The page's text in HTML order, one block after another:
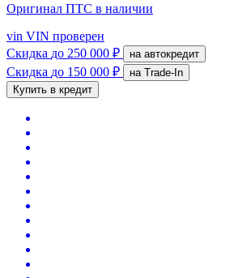
Оригинал ПТС в наличии
vin VIN проверен
Скидка до 250 000 ₽ на автокредит
Скидка до 150 000 ₽
на Trade-In
Купить в кредит